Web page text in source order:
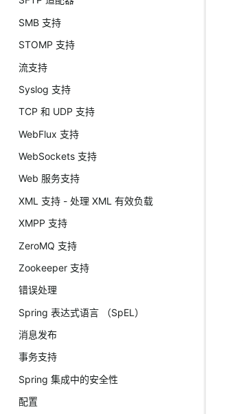
SMB 支持
STOMP 支持
流支持
Syslog 支持
TCP 和 UDP 支持
WebFlux 支持
WebSockets 支持
Web 服务支持
XML 支持 - 处理 XML 有效负载
XMPP 支持
ZeroMQ 支持
Zookeeper 支持
错误处理
Spring 表达式语言 （SpEL）
消息发布
事务支持
Spring 集成中的安全性
配置